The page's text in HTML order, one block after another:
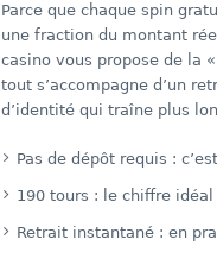
Parce que chaque spin
une fraction du montant
casino vous propose de la
tout s’accompagne d’un
d’identité qui traîne plus
Pas de dépôt requis :
190 tours : le chiffre
Retrait instantané : en